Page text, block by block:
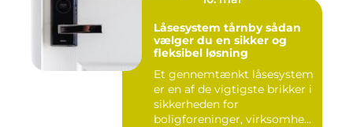
Låsesystem tårnby sådan
vælger du en sikker og
fleksibel løsning
Et gennemtænkt låsesystem
er en af de vigtigste brikker i
sikkerheden for
boligforeninger, virksomhe...